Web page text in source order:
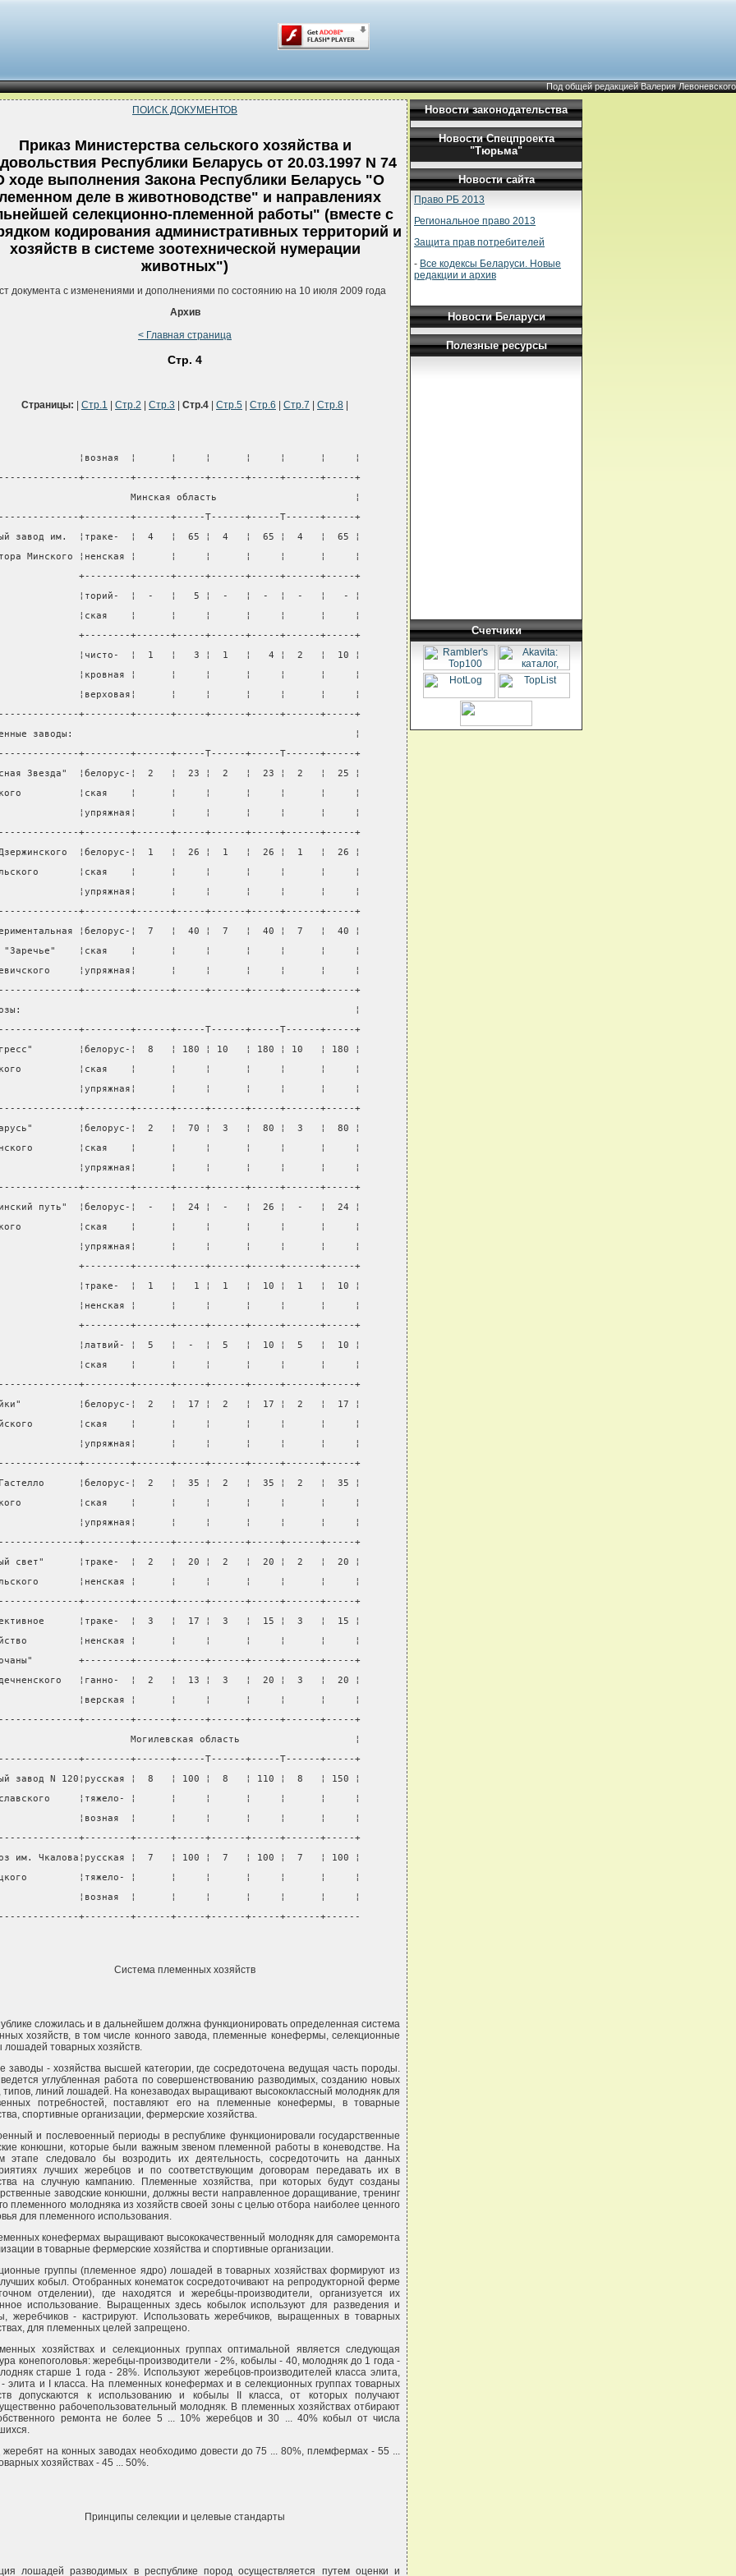
Под общей редакцией Валерия Левоневского
ПОИСК ДОКУМЕНТОВ
Приказ Министерства сельского хозяйства и
Республики Беларусь от 20.03.1997 N 74
ходе выполнения Закона Республики Беларусь "О
деле в животноводстве" и направлениях
селекционно-племенной работы" (вместе с
кодирования административных территорий и
хозяйств в системе зоотехнической нумерации
животных")
документа с изменениями и дополнениями по состоянию на 10 июля 2009 года
Архив
< Главная страница
Стр. 4
Страницы: Стр.1 Стр.2 Стр.3 Стр.4 Стр.5 Стр.6 Стр.7 Стр.8
¦возная  ¦      ¦     ¦      ¦     ¦      ¦     ¦
+--------+------+-----+------+-----+------+-----+
Минская область                        ¦
+--------+------+-----T------+-----T------+-----+
завод им.  ¦траке-  ¦  4   ¦  65 ¦  4   ¦  65 ¦  4   ¦  65 ¦
Минского ¦ненская ¦      ¦     ¦      ¦     ¦      ¦     ¦
+--------+------+-----+------+-----+------+-----+
¦торий-  ¦  -   ¦   5 ¦  -   ¦  -  ¦  -   ¦   - ¦
¦ская    ¦      ¦     ¦      ¦     ¦      ¦     ¦
+--------+------+-----+------+-----+------+-----+
¦чисто-  ¦  1   ¦   3 ¦  1   ¦   4 ¦  2   ¦  10 ¦
¦кровная ¦      ¦     ¦      ¦     ¦      ¦     ¦
¦верховая¦      ¦     ¦      ¦     ¦      ¦     ¦
+--------+------+-----+------+-----+------+-----+
заводы:                                                 ¦
+--------+------+-----T------+-----T------+-----+
Звезда"  ¦белорус-¦  2   ¦  23 ¦  2   ¦  23 ¦  2   ¦  25 ¦
¦ская    ¦      ¦     ¦      ¦     ¦      ¦     ¦
¦упряжная¦      ¦     ¦      ¦     ¦      ¦     ¦
+--------+------+-----+------+-----+------+-----+
¦белорус-¦  1   ¦  26 ¦  1   ¦  26 ¦  1   ¦  26 ¦
¦ская    ¦      ¦     ¦      ¦     ¦      ¦     ¦
¦упряжная¦      ¦     ¦      ¦     ¦      ¦     ¦
+--------+------+-----+------+-----+------+-----+
¦белорус-¦  7   ¦  40 ¦  7   ¦  40 ¦  7   ¦  40 ¦
"Заречье"    ¦ская    ¦      ¦     ¦      ¦     ¦      ¦     ¦
¦упряжная¦      ¦     ¦      ¦     ¦      ¦     ¦
+--------+------+-----+------+-----+------+-----+
¦
+--------+------+-----T------+-----T------+-----+
¦белорус-¦  8   ¦ 180 ¦ 10   ¦ 180 ¦ 10   ¦ 180 ¦
¦ская    ¦      ¦     ¦      ¦     ¦      ¦     ¦
¦упряжная¦      ¦     ¦      ¦     ¦      ¦     ¦
+--------+------+-----+------+-----+------+-----+
¦белорус-¦  2   ¦  70 ¦  3   ¦  80 ¦  3   ¦  80 ¦
¦ская    ¦      ¦     ¦      ¦     ¦      ¦     ¦
¦упряжная¦      ¦     ¦      ¦     ¦      ¦     ¦
+--------+------+-----+------+-----+------+-----+
путь"  ¦белорус-¦  -   ¦  24 ¦  -   ¦  26 ¦  -   ¦  24 ¦
¦ская    ¦      ¦     ¦      ¦     ¦      ¦     ¦
¦упряжная¦      ¦     ¦      ¦     ¦      ¦     ¦
+--------+------+-----+------+-----+------+-----+
¦траке-  ¦  1   ¦   1 ¦  1   ¦  10 ¦  1   ¦  10 ¦
¦ненская ¦      ¦     ¦      ¦     ¦      ¦     ¦
+--------+------+-----+------+-----+------+-----+
¦латвий- ¦  5   ¦  -  ¦  5   ¦  10 ¦  5   ¦  10 ¦
¦ская    ¦      ¦     ¦      ¦     ¦      ¦     ¦
+--------+------+-----+------+-----+------+-----+
¦белорус-¦  2   ¦  17 ¦  2   ¦  17 ¦  2   ¦  17 ¦
¦ская    ¦      ¦     ¦      ¦     ¦      ¦     ¦
¦упряжная¦      ¦     ¦      ¦     ¦      ¦     ¦
+--------+------+-----+------+-----+------+-----+
¦белорус-¦  2   ¦  35 ¦  2   ¦  35 ¦  2   ¦  35 ¦
¦ская    ¦      ¦     ¦      ¦     ¦      ¦     ¦
¦упряжная¦      ¦     ¦      ¦     ¦      ¦     ¦
+--------+------+-----+------+-----+------+-----+
свет"      ¦траке-  ¦  2   ¦  20 ¦  2   ¦  20 ¦  2   ¦  20 ¦
¦ненская ¦      ¦     ¦      ¦     ¦      ¦     ¦
+--------+------+-----+------+-----+------+-----+
¦траке-  ¦  3   ¦  17 ¦  3   ¦  15 ¦  3   ¦  15 ¦
¦ненская ¦      ¦     ¦      ¦     ¦      ¦     ¦
+--------+------+-----+------+-----+------+-----+
¦ганно-  ¦  2   ¦  13 ¦  3   ¦  20 ¦  3   ¦  20 ¦
¦верская ¦      ¦     ¦      ¦     ¦      ¦     ¦
+--------+------+-----+------+-----+------+-----+
Могилевская область                    ¦
+--------+------+-----T------+-----T------+-----+
завод N 120¦русская ¦  8   ¦ 100 ¦  8   ¦ 110 ¦  8   ¦ 150 ¦
¦тяжело- ¦      ¦     ¦      ¦     ¦      ¦     ¦
¦возная  ¦      ¦     ¦      ¦     ¦      ¦     ¦
+--------+------+-----+------+-----+------+-----+
им. Чкалова¦русская ¦  7   ¦ 100 ¦  7   ¦ 100 ¦  7   ¦ 100 ¦
¦тяжело- ¦      ¦     ¦      ¦     ¦      ¦     ¦
¦возная  ¦      ¦     ¦      ¦     ¦      ¦     ¦
+--------+------+-----+------+-----+------+------
Система племенных хозяйств
сложилась и в дальнейшем должна функционировать определенная система
хозяйств, в том числе конного завода, племенные конефермы, селекционные
лошадей товарных хозяйств.
заводы - хозяйства высшей категории, где сосредоточена ведущая часть породы.
углубленная работа по совершенствованию разводимых, созданию новых
типов, линий лошадей. На конезаводах выращивают высококлассный молодняк для
потребностей, поставляют его на племенные конефермы, в товарные
спортивные организации, фермерские хозяйства.
и послевоенный периоды в республике функционировали государственные
конюшни, которые были важным звеном племенной работы в коневодстве. На
этапе следовало бы возродить их деятельность, сосредоточить на данных
лучших жеребцов и по соответствующим договорам передавать их в
на случную кампанию. Племенные хозяйства, при которых будут созданы
заводские конюшни, должны вести направленное доращивание, тренинг
племенного молодняка из хозяйств своей зоны с целью отбора наиболее ценного
для племенного использования.
конефермах выращивают высококачественный молодняк для саморемонта
в товарные фермерские хозяйства и спортивные организации.
группы (племенное ядро) лошадей в товарных хозяйствах формируют из
кобыл. Отобранных конематок сосредоточивают на репродукторной ферме
отделении), где находятся и жеребцы-производители, организуется их
использование. Выращенных здесь кобылок используют для разведения и
жеребчиков - кастрируют. Использовать жеребчиков, выращенных в товарных
для племенных целей запрещено.
хозяйствах и селекционных группах оптимальной является следующая
конепоголовья: жеребцы-производители - 2%, кобылы - 40, молодняк до 1 года -
старше 1 года - 28%. Используют жеребцов-производителей класса элита,
элита и I класса. На племенных конефермах и в селекционных группах товарных
допускаются к использованию и кобылы II класса, от которых получают
рабочепользовательный молодняк. В племенных хозяйствах отбирают
ремонта не более 5 ... 10% жеребцов и 30 ... 40% кобыл от числа
жеребят на конных заводах необходимо довести до 75 ... 80%, племфермах - 55 ...
хозяйствах - 45 ... 50%.
Принципы селекции и целевые стандарты
лошадей разводимых в республике пород осуществляется путем оценки и
Новости законодательства
Новости Спецпроекта
"Тюрьма"
Новости сайта
Право РБ 2013
Региональное право 2013
Защита прав потребителей
- Все кодексы Беларуси. Новые
редакции и архив
Новости Беларуси
Полезные ресурсы
Счетчики